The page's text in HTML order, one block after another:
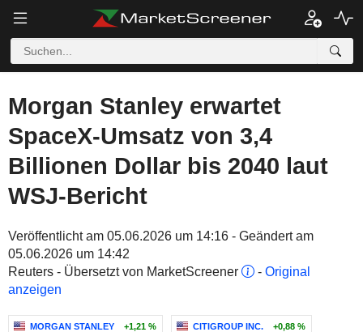
Morgan Stanley erwartet
SpaceX-Umsatz von 3,4
Billionen Dollar bis 2040 laut
WSJ-Bericht
Veröffentlicht am 05.06.2026 um 14:16 - Geändert am
05.06.2026 um 14:42
Reuters - Übersetzt von MarketScreener
- Original
anzeigen
MORGAN STANLEY +1,21 % CITIGROUP INC. +0,88 %